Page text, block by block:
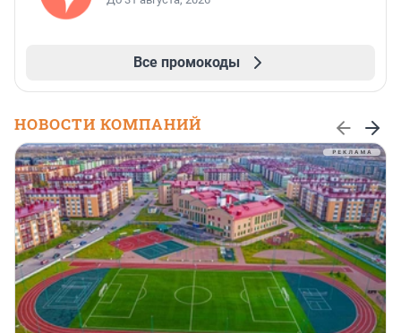
Все промокоды
НОВОСТИ КОМПАНИЙ